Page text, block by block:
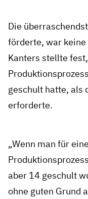
Die
förderte, war keine
Kanters stellte
geschult hatte, als
erforderte.
„Wenn man für
aber 14 geschult
ohne guten Grund